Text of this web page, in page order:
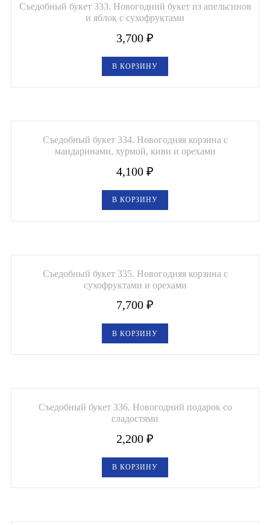
Съедобный букет 333. Новогодний букет из апельсинов
и яблок с сухофруктами
3,700 ₽
В КОРЗИНУ
Съедобный букет 334. Новогодняя корзина с
мандаринами, хурмой, киви и орехами
4,100 ₽
В КОРЗИНУ
Съедобный букет 335. Новогодняя корзина с
сухофруктами и орехами
7,700 ₽
В КОРЗИНУ
Съедобный букет 336. Новогодний подарок со
сладостями
2,200 ₽
В КОРЗИНУ